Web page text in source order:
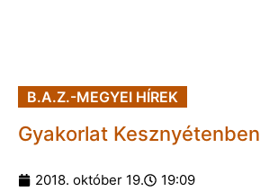
B.A.Z.-MEGYEI HÍREK
Gyakorlat Kesznyétenben
2018. október 19. 19:09